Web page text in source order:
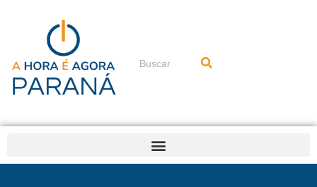
conteúdo
Pesquisar